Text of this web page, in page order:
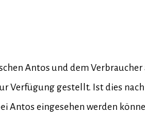
Antos und dem
Verfügung gestellt. Ist dies
Antos eingesehen werden